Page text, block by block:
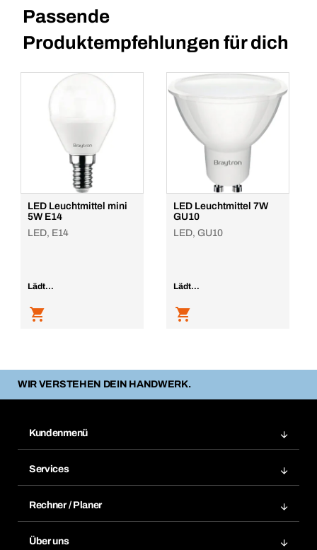
Passende
Produktempfehlungen für dich
LED Leuchtmittel mini
5W E14
LED, E14
Lädt...
LED Leuchtmittel 7W
GU10
LED, GU10
Lädt...
WIR VERSTEHEN DEIN HANDWERK.
Kundenmenü
Rechnungen
Daueraufträge
Merklisten
Services
Elektronischer Datenaustausch
Rechner / Planer
Über uns